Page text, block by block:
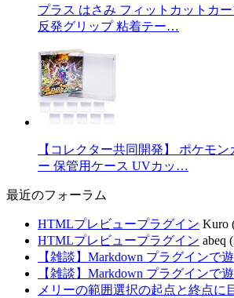
プラス はさみ フィットカットカ
反発グリップ 粘着テー…
【コレクター共同開発】 ポケモ
ー 保管用ケース UVカッ…
最近のフォーラム
HTMLプレビュープラグイン Kuro
HTMLプレビュープラグイン abeq
【雑談】Markdown プラグインで
【雑談】Markdown プラグインで
メリーの範囲選択の起点と終点に